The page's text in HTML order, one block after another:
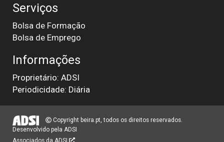
Serviços
Bolsa de Formação
Bolsa de Emprego
Informações
Proprietário: ADSI
Periodicidade: Diária
Copyright beira.pt, todos os direitos reservados.
Desenvolvido pela ADSI
Associados da ADSI